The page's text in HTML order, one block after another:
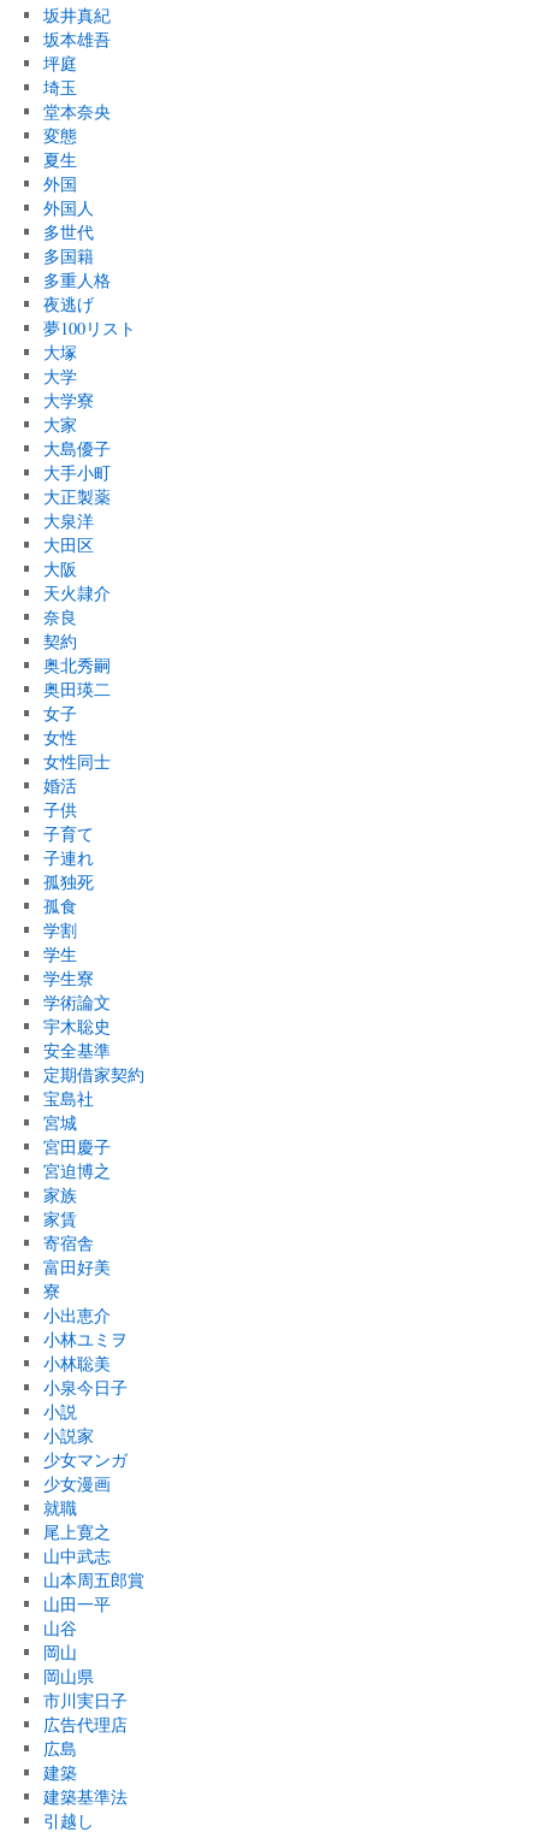
坂井真紀
坂本雄吾
坪庭
埼玉
堂本奈央
変態
夏生
外国
外国人
多世代
多国籍
多重人格
夜逃げ
夢100リスト
大塚
大学
大学寮
大家
大島優子
大手小町
大正製薬
大泉洋
大田区
大阪
天火隷介
奈良
契約
奥北秀嗣
奥田瑛二
女子
女性
女性同士
婚活
子供
子育て
子連れ
孤独死
孤食
学割
学生
学生寮
学術論文
宇木聡史
安全基準
定期借家契約
宝島社
宮城
宮田慶子
宮迫博之
家族
家賃
寄宿舎
富田好美
寮
小出恵介
小林ユミヲ
小林聡美
小泉今日子
小説
小説家
少女マンガ
少女漫画
就職
尾上寛之
山中武志
山本周五郎賞
山田一平
山谷
岡山
岡山県
市川実日子
広告代理店
広島
建築
建築基準法
引越し